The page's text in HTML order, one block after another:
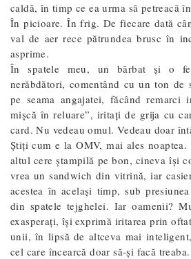
caldă, în timp ce ea urma să petreacă
În picioare. În frig. De fiecare dată
val de aer rece pătrundea brusc în
asprime.
În spatele meu, un bărbat și o
nerăbdători, comentând cu un ton de
pe seama angajatei, făcând remarci
mișcă în reluare”, iritați de grija cu
card. Nu vedeau omul. Vedeau doar
Știți cum e la OMV, mai ales noaptea.
altul cere ștampilă pe bon, cineva își
vrea un sandwich din vitrină, iar
acestea în același timp, sub
din spatele tejghelei. Iar oamenii?
exasperați, își exprimă iritarea prin
unii, în lipsă de altceva mai
cel care încearcă doar să-și facă treaba.